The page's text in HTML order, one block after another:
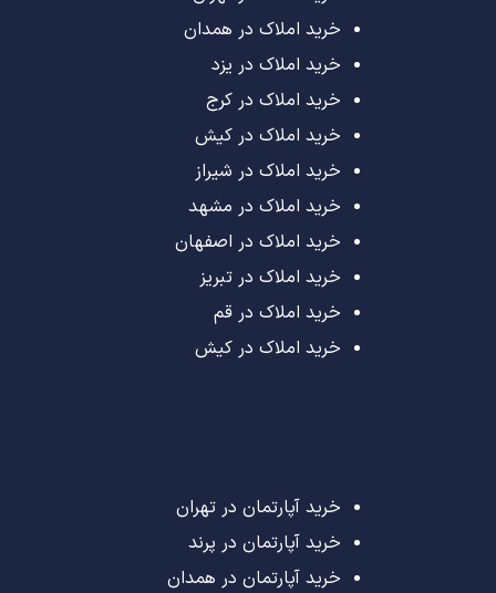
خرید املاک در همدان
خرید املاک در یزد
خرید املاک در کرج
خرید املاک در کیش
خرید املاک در شیراز
خرید املاک در مشهد
خرید املاک در اصفهان
خرید املاک در تبریز
خرید املاک در قم
خرید املاک در کیش
خرید آپارتمان در تهران
خرید آپارتمان در پرند
خرید آپارتمان در همدان